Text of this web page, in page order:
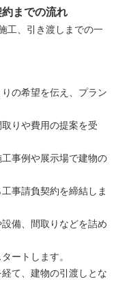
までの流れ
工、引き渡しまでの一
の希望を伝え、プラン
りや費用の提案を受
事例や展示場で建物の
事請負契約を締結しま
備、間取りなどを詰め
ートします。
て、建物の引渡しとな